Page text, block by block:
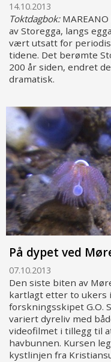
14.10.2013
Toktdagbok:
av Storegga, langs
vært utsatt for
tidene. Det berømte
200 år siden, endret
dramatisk.
På dypet ved
07.10.2013
Den siste biten av
kartlagt etter to ukers
forskningsskipet G.O.
variert dyreliv med
videofilmet i tillegg til
havbunnen. Kursen
kystlinjen fra